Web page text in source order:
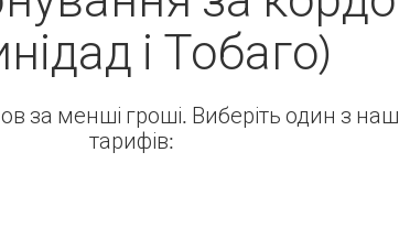
і Тобаго)
за менші гроші. Виберіть один з
тарифів: